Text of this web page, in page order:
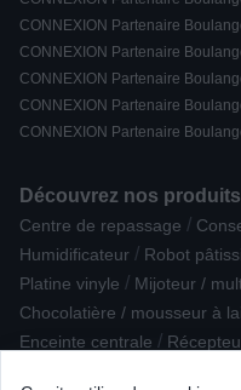
CONNEXION Partenaire
CONNEXION Partenaire
CONNEXION Partenaire
CONNEXION Partenaire
CONNEXION Partenaire
Découvrez nos
Centre de repassage /
Humidificateur / Robot
Platine vinyle / Mijoteur /
Chocolatière / mousseur à
Enceinte centrale /